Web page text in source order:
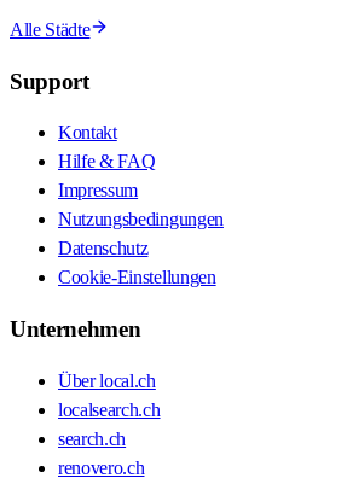
Alle Städte
Support
Kontakt
Hilfe & FAQ
Impressum
Nutzungsbedingungen
Datenschutz
Cookie-Einstellungen
Unternehmen
Über local.ch
localsearch.ch
search.ch
renovero.ch